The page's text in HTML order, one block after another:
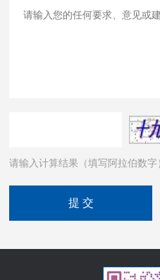
请输入计算结果（填写阿拉伯数